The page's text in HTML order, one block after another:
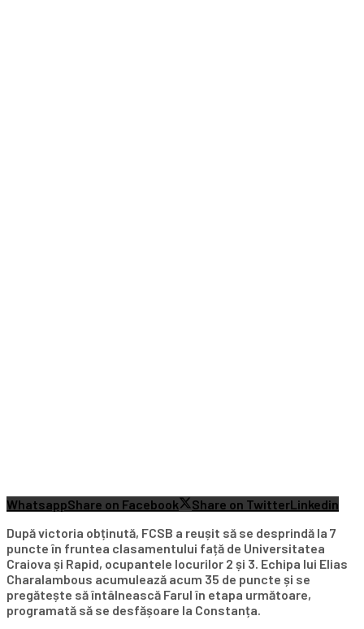
WhatsappShare on Facebook Share on TwitterLinkedin
După victoria obținută, FCSB a reușit să se desprindă la 7
puncte în fruntea clasamentului față de Universitatea
Craiova și Rapid, ocupantele locurilor 2 și 3. Echipa lui Elias
Charalambous acumulează acum 35 de puncte și se
pregătește să întâlnească Farul în etapa următoare,
programată să se desfășoare la Constanța.